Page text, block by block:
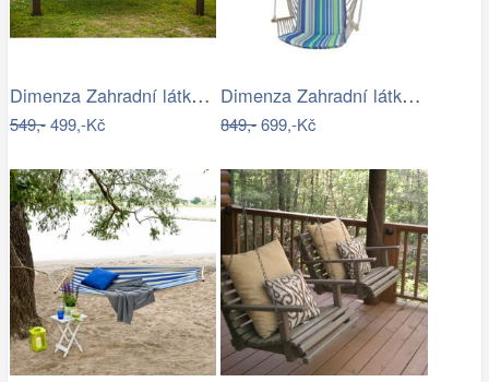
Dimenza Zahradní látková houpací síť s…
549,-499,-Kč
Dimenza Zahradní látková houpačka…
849,-699,-Kč